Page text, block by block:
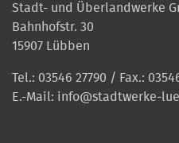
Stadt- und Überlandwerke
Bahnhofstr. 30
15907 Lübben
Tel.: 03546 27790 / Fax.:
E.-Mail: info@stadtwerke-